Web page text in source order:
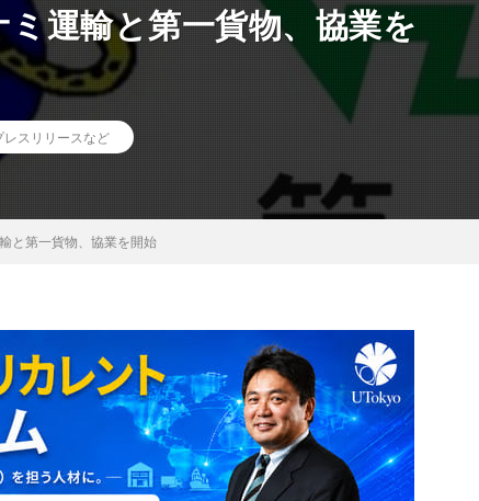
運輸と第一貨物、協業を
レスリリースなど
と第一貨物、協業を開始